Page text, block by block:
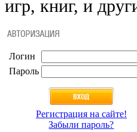
игр, книг, и
Логин
Пароль
Регистрация на сайте!
Забыли пароль?